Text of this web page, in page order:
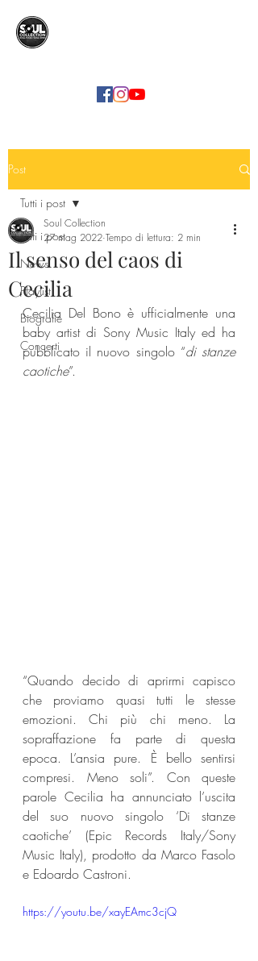
Post
Tutti i post
News
Playlist
Biografie
Concerti
Tutti i post
Il senso del caos di
Cecilia
Soul Collection
27 mag 2022 Tempo di lettura: 2 min
Cecilia Del Bono è ufficialmente una
baby artist di Sony Music Italy ed ha
pubblicato il nuovo singolo “di stanze
caotiche”.
“Quando decido di aprirmi capisco
che proviamo quasi tutti le stesse
emozioni. Chi più chi meno. La
sopraffazione fa parte di questa
epoca. L’ansia pure. È bello sentirsi
compresi. Meno soli”. Con queste
parole Cecilia ha annunciato l’uscita
del suo nuovo singolo ‘Di stanze
caotiche’ (Epic Records Italy/Sony
Music Italy), prodotto da Marco Fasolo
e Edoardo Castroni.
https://youtu.be/xayEAmc3cjQ